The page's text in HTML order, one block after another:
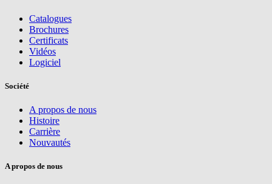
Catalogues
Brochures
Certificats
Vidéos
Logiciel
Société
A propos de nous
Histoire
Carrière
Nouvautés
A propos de nous